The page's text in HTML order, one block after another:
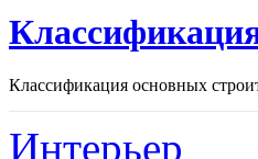
Классификация основных
Интерьер